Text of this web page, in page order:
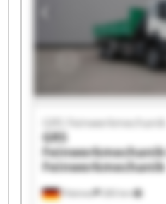
Pöttmes 283 km
GRS Feinwerkmechanik
GRS
Feinwerkmechanik
Feinwerkmechanik